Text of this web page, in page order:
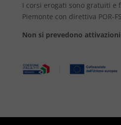
I corsi erogati sono gratuiti e
Piemonte con direttiva POR-
Non si prevedono